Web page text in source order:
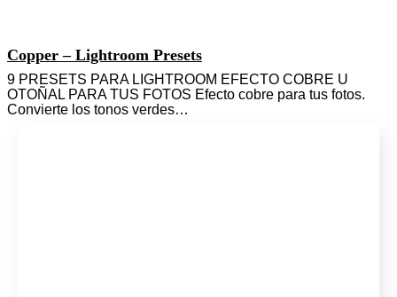
Copper – Lightroom Presets
9 PRESETS PARA LIGHTROOM EFECTO COBRE U
OTOÑAL PARA TUS FOTOS Efecto cobre para tus fotos.
Convierte los tonos verdes…